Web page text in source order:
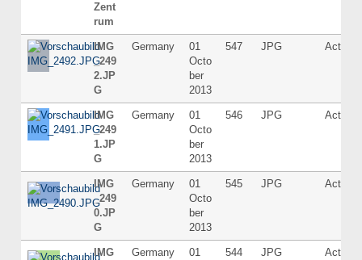
Zent
rum
IMG
_249
2.JP
G
Germany
01
Octo
ber
2013
547 JPG Active
IMG
_249
1.JP
G
Germany
01
Octo
ber
2013
546 JPG Active
IMG
_249
0.JP
G
Germany
01
Octo
ber
2013
545 JPG Active
IMG
Germany
01
544 JPG Active